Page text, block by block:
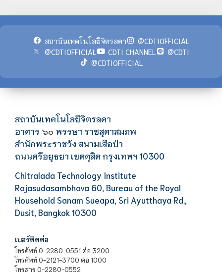
สถาบันเทคโนโลยีจิตรลดา
@CDTIOFFICIAL
@CDTIOFFICIAL
CDTI CHANNEL
@CDTI
@CDTIOFFICIAL
สถาบันเทคโนโลยีจิตรลดา
อาคาร ๖๐ พรรษา ราชสุดาสมภพ
สำนักพระราชวัง สนามเสือป่า
ถนนศรีอยุธยา เขตดุสิต กรุงเทพฯ 10300
Chitralada Technology Institute
Rajasudasambhava 60, Bureau of the Royal
Household Sanam Sueapa, Sri Ayutthaya Rd.,
Dusit, Bangkok 10300
เบอร์ติดต่อ
โทรศัพท์ 0-2280-0551 ต่อ 3200
โทรศัพท์ 0-2121-3700 ต่อ 1000
โทรสาร 0-2280-0552